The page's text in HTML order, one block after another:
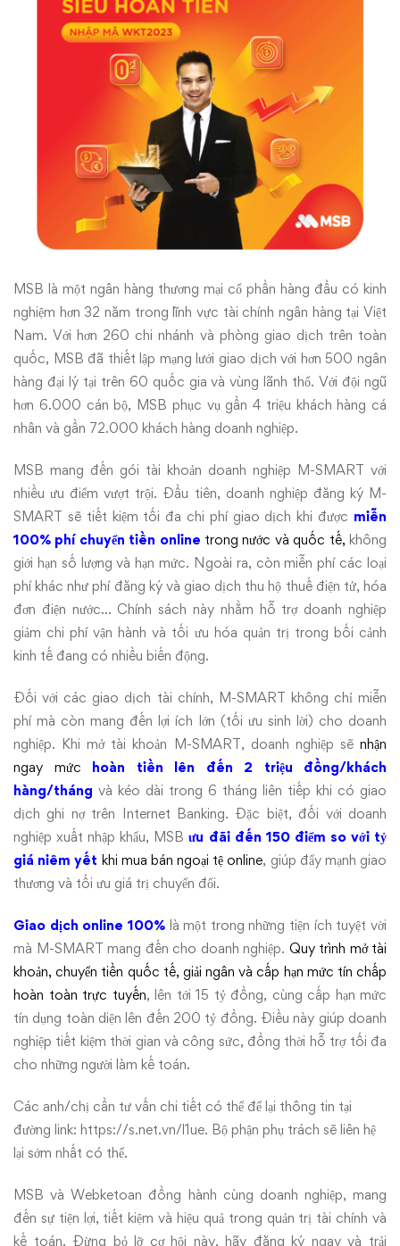
MSB là một ngân hàng thương mại cổ phần hàng đầu có kinh
nghiệm hơn 32 năm trong lĩnh vực tài chính ngân hàng tại Việt
Nam. Với hơn 260 chi nhánh và phòng giao dịch trên toàn
quốc, MSB đã thiết lập mạng lưới giao dịch với hơn 500 ngân
hàng đại lý tại trên 60 quốc gia và vùng lãnh thổ. Với đội ngũ
hơn 6.000 cán bộ, MSB phục vụ gần 4 triệu khách hàng cá
nhân và gần 72.000 khách hàng doanh nghiệp.
MSB mang đến gói tài khoản doanh nghiệp M-SMART với
nhiều ưu điểm vượt trội. Đầu tiên, doanh nghiệp đăng ký M-
SMART sẽ tiết kiệm tối đa chi phí giao dịch khi được miễn
100% phí chuyển tiền online trong nước và quốc tế, không
giới hạn số lượng và hạn mức. Ngoài ra, còn miễn phí các loại
phí khác như phí đăng ký và giao dịch thu hộ thuế điện tử, hóa
đơn điện nước… Chính sách này nhằm hỗ trợ doanh nghiệp
giảm chi phí vận hành và tối ưu hóa quản trị trong bối cảnh
kinh tế đang có nhiều biến động.
Đối với các giao dịch tài chính, M-SMART không chỉ miễn
phí mà còn mang đến lợi ích lớn (tối ưu sinh lời) cho doanh
nghiệp. Khi mở tài khoản M-SMART, doanh nghiệp sẽ nhận
ngay
mức
hoàn tiền lên đến 2 triệu đồng/khách
hàng/tháng và kéo dài trong 6 tháng liên tiếp khi có giao
dịch ghi nợ trên Internet Banking. Đặc biệt, đối với doanh
nghiệp xuất nhập khẩu, MSBưu đãi đến 150 điểm so với tỷ
giá niêm yết khi mua bán ngoại tệ online, giúp đẩy mạnh giao
thương và tối ưu giá trị chuyển đổi.
Giao dịch online 100%là một trong những tiện ích tuyệt vời
mà M-SMART mang đến cho doanh nghiệp. Quy trình mở tài
khoản, chuyển tiền quốc tế, giải ngân và cấp hạn mức tín chấp
hoàn toàn trực tuyến, lên tới 15 tỷ đồng, cùng cấp hạn mức
tín dụng toàn diện lên đến 200 tỷ đồng. Điều này giúp doanh
nghiệp tiết kiệm thời gian và công sức, đồng thời hỗ trợ tối đa
cho những người làm kế toán.
Các anh/chị cần tư vấn chi tiết có thể để lại thông tin tại
đường link: https://s.net.vn/l1ue. Bộ phận phụ trách sẽ liên hệ
lại sớm nhất có thể.
MSB và Webketoan đồng hành cùng doanh nghiệp, mang
đến sự tiện lợi, tiết kiệm và hiệu quả trong quản trị tài chính và
kế toán. Đừng bỏ lỡ cơ hội này, hãy đăng ký ngay và trải